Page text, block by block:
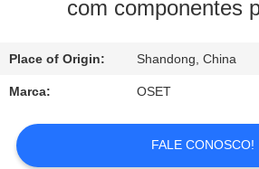
EXCURSÃO
FÁBRICA
CONTROLE
DA
com componentes
Place of Origin: Shandong, China
Marca: OSET
FALE CONOSCO!